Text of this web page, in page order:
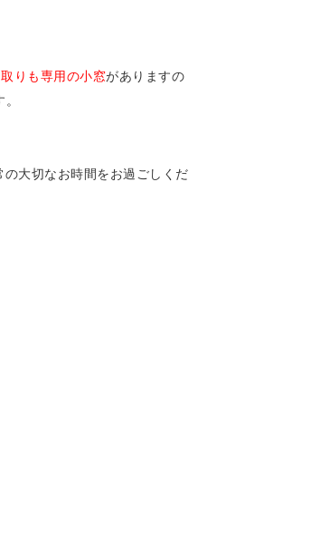
りも専用の小窓がありますの
大切なお時間をお過ごしくだ